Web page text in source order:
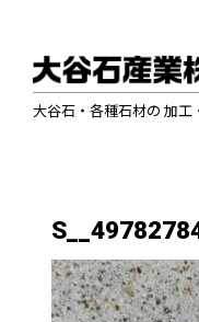
大谷石・各種石材の 加工